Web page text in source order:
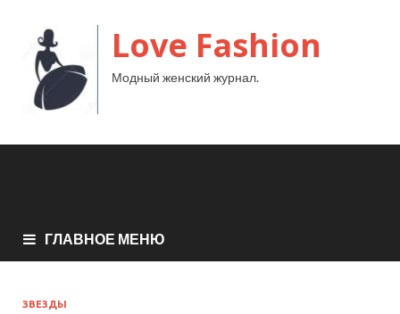
Love Fashion
Модный женский журнал.
ГЛАВНОЕ МЕНЮ
ЗВЕЗДЫ